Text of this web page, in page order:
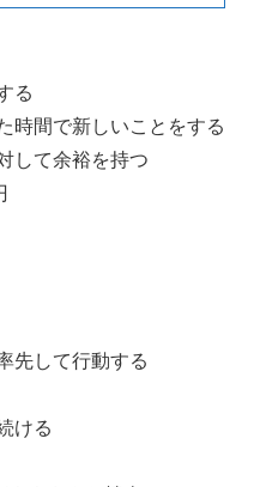
る
時間で新しいことをする
して余裕を持つ
先して行動する
ける